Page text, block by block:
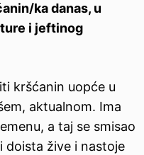
ka danas, u
i jeftinog
kršćanin uopće u
aktualnom. Ima
a taj se smisao
doista žive i nastoje